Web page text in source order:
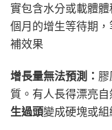
實包含水分或載體
個月的增生等待期
補效果
增長量無法預測： 膠
質。有人長得漂亮
生過頭變成硬塊或組